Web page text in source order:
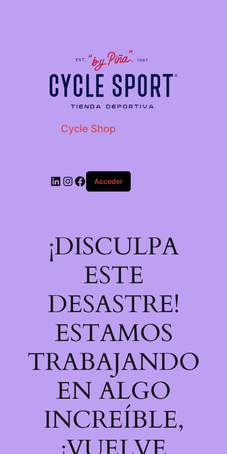
Cycle Shop
Acceder
¡DISCULPA
ESTE
DESASTRE!
ESTAMOS
TRABAJANDO
EN ALGO
INCREÍBLE,